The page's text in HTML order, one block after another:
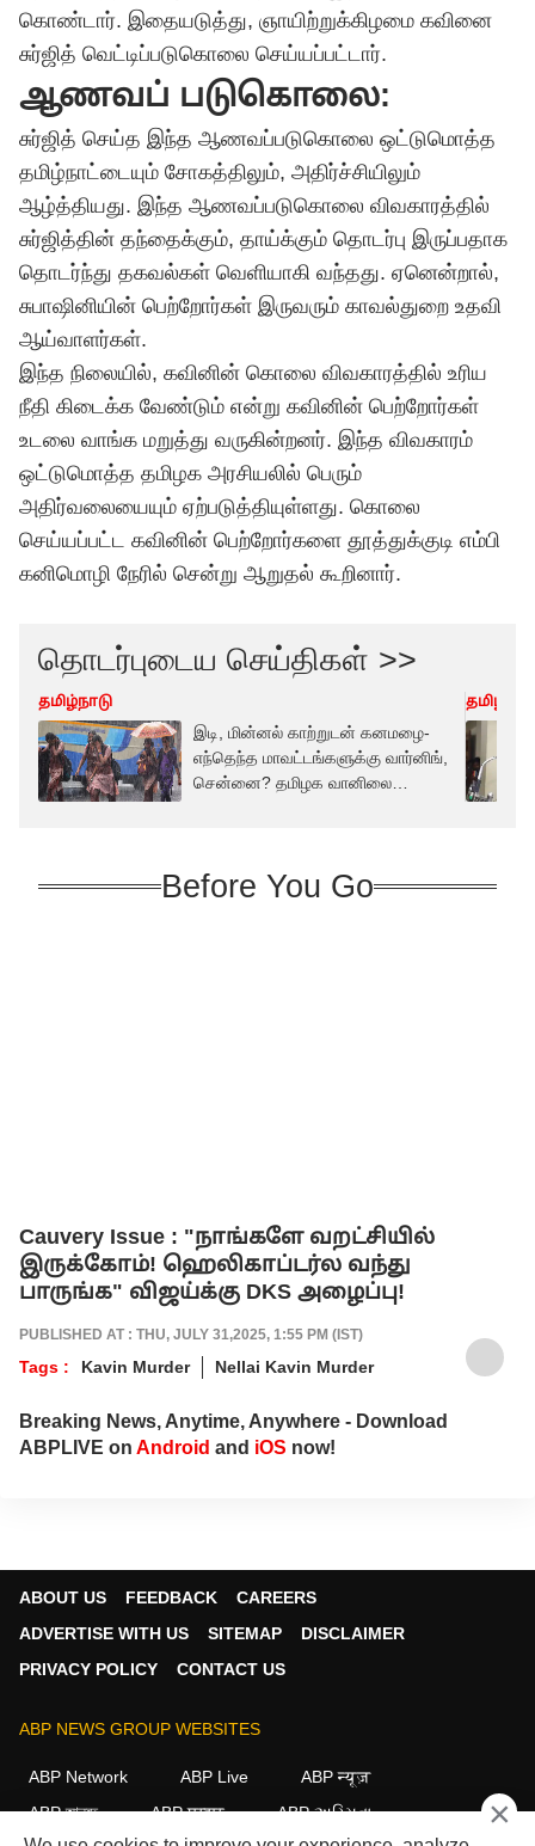
கொண்டார். இதையடுத்து, ஞாயிற்றுக்கிழமை கவினை
சுர்ஜித் வெட்டிப்படுகொலை செய்யப்பட்டார்.
ஆணவப் படுகொலை:
சுர்ஜித் செய்த இந்த ஆணவப்படுகொலை ஒட்டுமொத்த
தமிழ்நாட்டையும் சோகத்திலும், அதிர்ச்சியிலும்
ஆழ்த்தியது. இந்த ஆணவப்படுகொலை விவகாரத்தில்
சுர்ஜித்தின் தந்தைக்கும், தாய்க்கும் தொடர்பு இருப்பதாக
தொடர்ந்து தகவல்கள் வெளியாகி வந்தது. ஏனென்றால்,
சுபாஷினியின் பெற்றோர்கள் இருவரும் காவல்துறை உதவி
ஆய்வாளர்கள்.
இந்த நிலையில், கவினின் கொலை விவகாரத்தில் உரிய
நீதி கிடைக்க வேண்டும் என்று கவினின் பெற்றோர்கள்
உடலை வாங்க மறுத்து வருகின்றனர். இந்த விவகாரம்
ஒட்டுமொத்த தமிழக அரசியலில் பெரும்
அதிர்வலையையும் ஏற்படுத்தியுள்ளது. கொலை
செய்யப்பட்ட கவினின் பெற்றோர்களை தூத்துக்குடி எம்பி
கனிமொழி நேரில் சென்று ஆறுதல் கூறினார்.
தொடர்புடைய செய்திகள் >>
தமிழ்நாடு
இடி, மின்னல் காற்றுடன் கனமழை-
எந்தெந்த மாவட்டங்களுக்கு வார்னிங்,
சென்னை? தமிழக வானிலை
Before You Go
Cauvery Issue : "நாங்களே வறட்சியில்
இருக்கோம்! ஹெலிகாப்டர்ல வந்து
பாருங்க" விஜய்க்கு DKS அழைப்பு!
PUBLISHED AT : THU, JULY 31,2025, 1:55 PM (IST)
Tags : Kavin Murder Nellai Kavin Murder
Breaking News, Anytime, Anywhere - Download
ABPLIVE on Android and iOS now!
ABOUT US FEEDBACK
CAREERS
ADVERTISE WITH US
SITEMAP
DISCLAIMER
PRIVACY POLICY
CONTACT US
ABP NEWS GROUP WEBSITES
ABP Network ABP Live
ABP न्यूज़
ABP আনন্দ
ABP माझा
ABP અસ્મિતા
×